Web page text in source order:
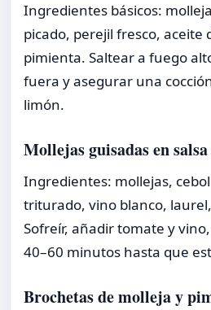
Ingredientes básicos:
picado, perejil fresco, aceite
pimienta. Saltear a fuego
fuera y asegurar una
limón.
Mollejas guisadas en
Ingredientes: mollejas,
triturado, vino blanco,
Sofreír, añadir tomate y
40–60 minutos hasta que
Brochetas de molleja y